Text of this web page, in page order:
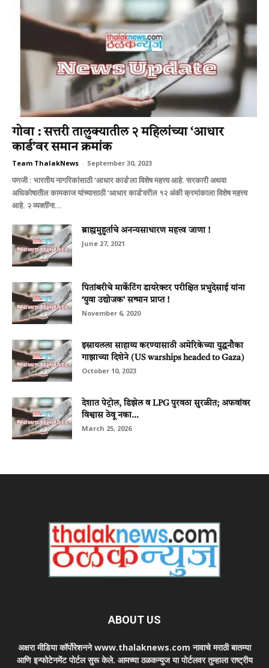
गोवा : सत्तरी तालुक्यातील २ महिलांच्या ‘आधार
कार्ड’वर समान क्रमांक
Team ThalakNews - September 30, 2023
पणजी : भारतीय नागरिकांसाठी ‘आधार कार्ड’ला विशेष महत्त्व आहे. सरकारी अथवा
अधिकोषातील कामकाज यांच्यासाठी ‘आधार कार्ड’वरील १२ अंकी क्रमांकाला विशेष महत्त्व
आहे. २ व्यक्तींना...
ब्राह्ममुहुर्ताचे अनन्यसाधारण महत्त्व जाणा !
June 27, 2021
पितांबरीचे मार्केटिंग डायरेक्टर परीक्षित प्रभुदेसाई यांना
‘युवा उद्योजक’ सन्मान प्राप्त !
November 6, 2020
इस्रायलला साहाय्‍य करण्‍यासाठी अमेरिकेच्‍या युद्धनौका
गाझाच्‍या दिशेने (US warships headed to Gaza)
October 10, 2023
देशात पेट्रोल, डिझेल व LPG पुरवठा सुरळीत; अफवांवर
विश्वास ठेवू नका...
March 25, 2026
ABOUT US
अक्षरा मीडिया कॉर्पोरेशनने www.thalaknews.com नावाचे मराठी बातम्या
आणि इन्फोटेनमेंट पोर्टल सुरू केले. आमच्या ठळकन्युज या पोर्टलवर तुम्हाला राष्ट्रीय